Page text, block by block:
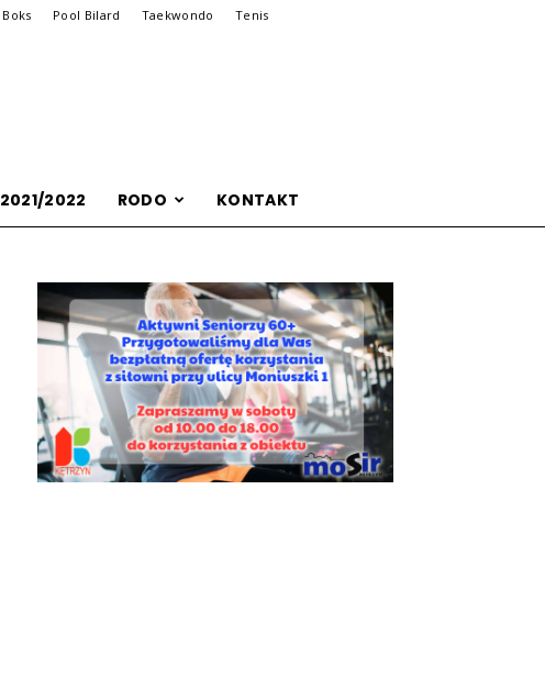
Boks Pool Bilard Taekwondo Tenis
2021/2022 RODO KONTAKT